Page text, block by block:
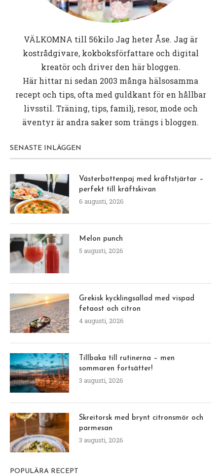
VÄLKOMNA till 56kiloJag heter Åse. Jag är
kostrådgivare, kokboksförfattare och digital
kreatör och driver den här bloggen.
Här hittar ni sedan 2003 många hälsosamma
recept och tips, ofta med guldkant för en hållbar
livsstil. Träning, tips, familj, resor, mode och
äventyr är andra saker som trängs i bloggen.
SENASTE INLÄGGEN
Västerbottenpaj med kräftstjärtar –
perfekt till kräftskivan
6 augusti, 2026
Melon punch
5 augusti, 2026
Grekisk kycklingsallad med vispad
fetaost och citron
4 augusti, 2026
Tillbaka till rutinerna – men
sommaren fortsätter!
3 augusti, 2026
Skreitorsk med brynt citronsmör och
parmesan
3 augusti, 2026
POPULÄRA RECEPT